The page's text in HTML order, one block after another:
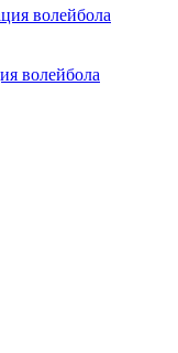
волейбола
волейбола